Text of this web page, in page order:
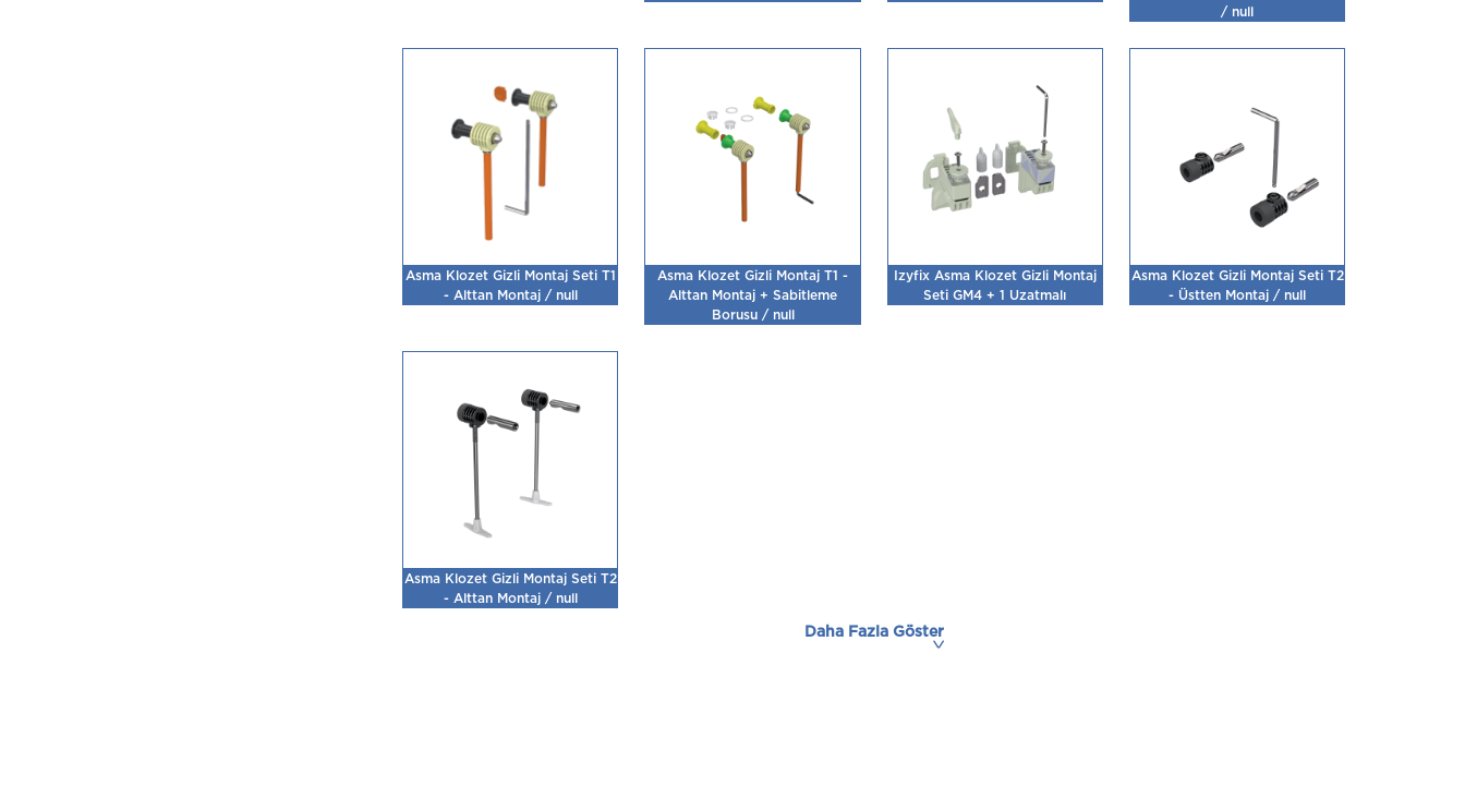
/ null
Asma Klozet Gizli Montaj Seti T1
- Alttan Montaj / null
Asma Klozet Gizli Montaj T1 -
Alttan Montaj + Sabitleme
Borusu / null
Izyfix Asma Klozet Gizli Montaj
Seti GM4 + 1 Uzatmalı
Asma Klozet Gizli Montaj Seti T2
- Üstten Montaj / null
Asma Klozet Gizli Montaj Seti T2
- Alttan Montaj / null
Daha Fazla Göster